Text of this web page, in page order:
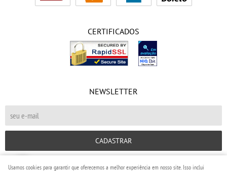
CERTIFICADOS
NEWSLETTER
CADASTRAR
Usamos cookies para garantir que oferecemos a melhor experiência em nosso site. Isso inclui